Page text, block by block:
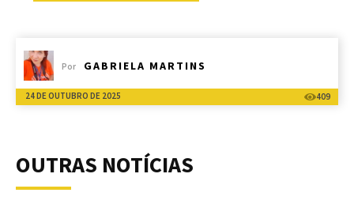
Por GABRIELA MARTINS
24 DE OUTUBRO DE 2025 409
OUTRAS NOTÍCIAS